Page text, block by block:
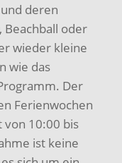
deren
Beachball oder
wieder kleine
wie das
Der
Ferienwochen
von 10:00 bis
ist keine